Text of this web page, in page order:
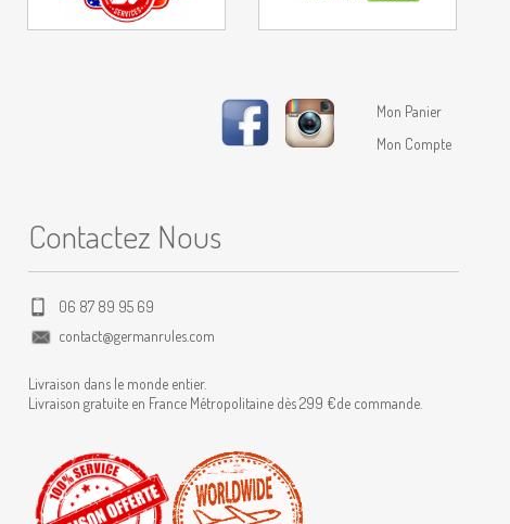
Mon Panier
Mon Compte
Contactez Nous
06 87 89 95 69
contact@germanrules.com
Livraison dans le monde entier.
Livraison gratuite en France Métropolitaine dès 299 €de commande.